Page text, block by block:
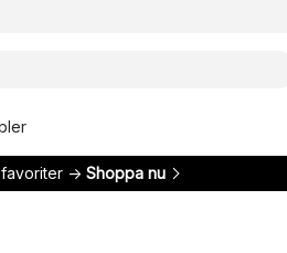
→ Shoppa nu